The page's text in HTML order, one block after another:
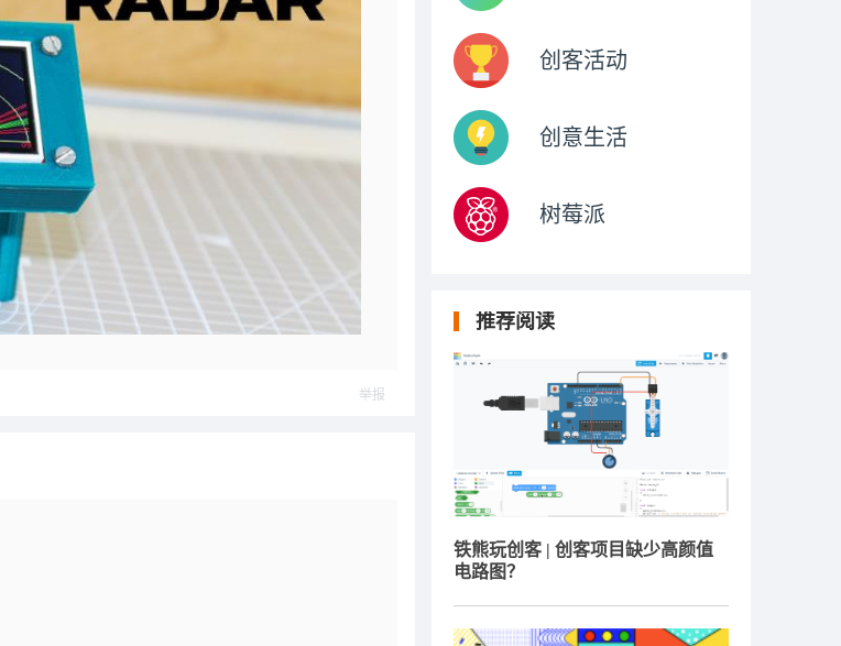
举报
创客活动
创意生活
树莓派
推荐阅读
铁熊玩创客 | 创客项目缺少高颜值
电路图？